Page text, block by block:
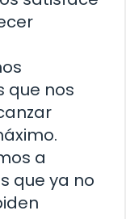
que nos
a
que ya no